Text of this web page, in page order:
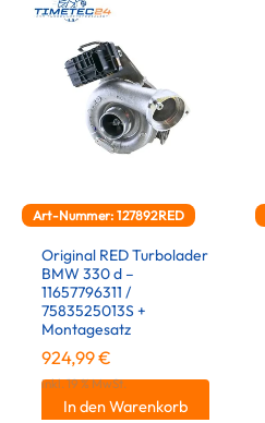
Art-Nummer: 127892RED
Original RED Turbolader
BMW 330 d –
11657796311 /
7583525013S +
Montagesatz
924,99€
inkl. 19 % MwSt.
In den Warenkorb